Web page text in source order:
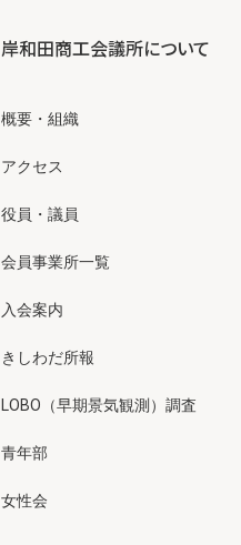
岸和田商工会議所について
概要・組織
アクセス
役員・議員
会員事業所一覧
入会案内
きしわだ所報
LOBO（早期景気観測）調査
青年部
女性会